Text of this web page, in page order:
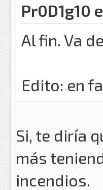
Pr0D1g10
Al fin. Va
Edito: en
Si, te diría
más
incendios.